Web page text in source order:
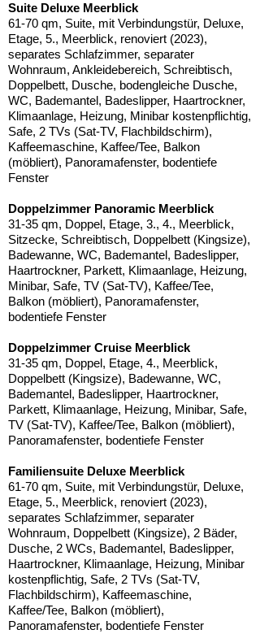
Suite Deluxe Meerblick
61-70 qm, Suite, mit Verbindungstür, Deluxe,
Etage, 5., Meerblick, renoviert (2023),
separates Schlafzimmer, separater
Wohnraum, Ankleidebereich, Schreibtisch,
Doppelbett, Dusche, bodengleiche Dusche,
WC, Bademantel, Badeslipper, Haartrockner,
Klimaanlage, Heizung, Minibar kostenpflichtig,
Safe, 2 TVs (Sat-TV, Flachbildschirm),
Kaffeemaschine, Kaffee/Tee, Balkon
(möbliert), Panoramafenster, bodentiefe
Fenster
Doppelzimmer Panoramic Meerblick
31-35 qm, Doppel, Etage, 3., 4., Meerblick,
Sitzecke, Schreibtisch, Doppelbett (Kingsize),
Badewanne, WC, Bademantel, Badeslipper,
Haartrockner, Parkett, Klimaanlage, Heizung,
Minibar, Safe, TV (Sat-TV), Kaffee/Tee,
Balkon (möbliert), Panoramafenster,
bodentiefe Fenster
Doppelzimmer Cruise Meerblick
31-35 qm, Doppel, Etage, 4., Meerblick,
Doppelbett (Kingsize), Badewanne, WC,
Bademantel, Badeslipper, Haartrockner,
Parkett, Klimaanlage, Heizung, Minibar, Safe,
TV (Sat-TV), Kaffee/Tee, Balkon (möbliert),
Panoramafenster, bodentiefe Fenster
Familiensuite Deluxe Meerblick
61-70 qm, Suite, mit Verbindungstür, Deluxe,
Etage, 5., Meerblick, renoviert (2023),
separates Schlafzimmer, separater
Wohnraum, Doppelbett (Kingsize), 2 Bäder,
Dusche, 2 WCs, Bademantel, Badeslipper,
Haartrockner, Klimaanlage, Heizung, Minibar
kostenpflichtig, Safe, 2 TVs (Sat-TV,
Flachbildschirm), Kaffeemaschine,
Kaffee/Tee, Balkon (möbliert),
Panoramafenster, bodentiefe Fenster